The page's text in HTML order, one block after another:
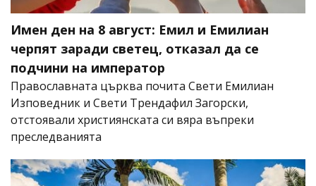
Имен ден на 8 август: Емил и Емилиан
черпят заради светец, отказал да се
подчини на император
Православната църква почита Свети Емилиан
Изповедник и Свети Трендафил Загорски,
отстоявали християнската си вяра въпреки
преследванията